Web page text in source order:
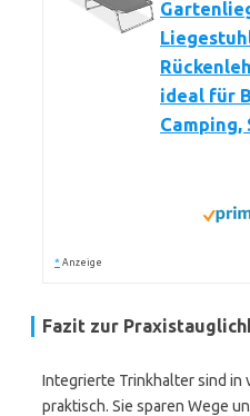
ideal für
Camping,
* Anzeige
Fazit zur
Integrierte Trinkhalter sind in
praktisch. Sie sparen Wege